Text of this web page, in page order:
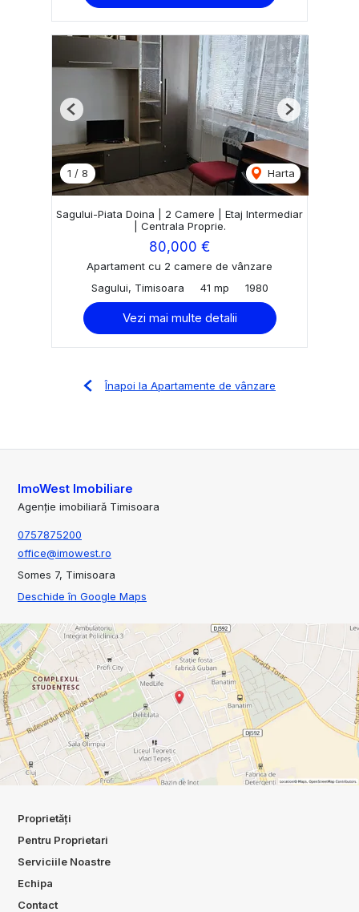
1 / 8 Harta
Previous Next
Sagului-Piata Doina | 2 Camere | Etaj Intermediar
| Centrala Proprie.
80,000 €
Apartament cu 2 camere de vânzare
Sagului, Timisoara
41 mp 1980
Vezi mai multe detalii
Înapoi la Apartamente de vânzare
ImoWest Imobiliare
Agenție imobiliară Timisoara
0757875200
office@imowest.ro
Somes 7, Timisoara
Deschide în Google Maps
Proprietăți
Pentru Proprietari
Serviciile Noastre
Echipa
Contact